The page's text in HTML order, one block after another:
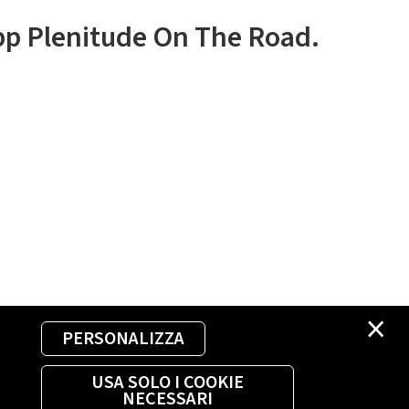
×
PERSONALIZZA
USA SOLO I COOKIE
NECESSARI
Plenitude On The Road.